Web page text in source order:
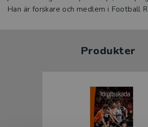
Han är forskare och medlem i Football
Produkter